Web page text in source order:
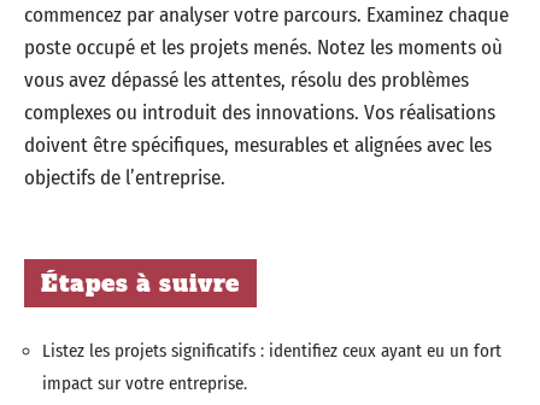
commencez par analyser votre parcours. Examinez chaque
poste occupé et les projets menés. Notez les moments où
vous avez dépassé les attentes, résolu des problèmes
complexes ou introduit des innovations. Vos réalisations
doivent être spécifiques, mesurables et alignées avec les
objectifs de l’entreprise.
Étapes à suivre
Listez les projets significatifs : identifiez ceux ayant eu un fort
impact sur votre entreprise.